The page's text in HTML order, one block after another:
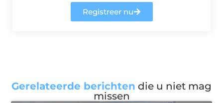
Registreer nu
Gerelateerde berichten die u niet mag
missen